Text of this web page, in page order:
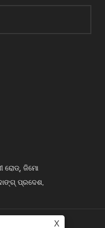
ନିର୍ମାଣ, ସହଜ ସମାବେଶ ଏବଂ
ରୋଡ୍, ଜିମୋ
ପ୍ରଦେଶ,
X